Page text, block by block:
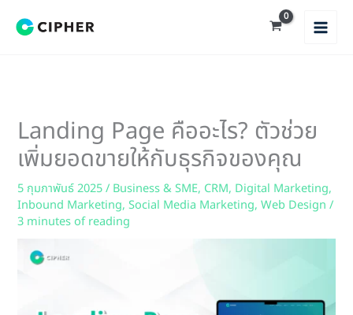
Landing Page คืออะไร? ตัวช่วย
เพิ่มยอดขายให้กับธุรกิจของคุณ
5 กุมภาพันธ์ 2025/ Business & SME, CRM, Digital Marketing,
Inbound Marketing,Social Media Marketing,Web Design /
3 minutes of reading